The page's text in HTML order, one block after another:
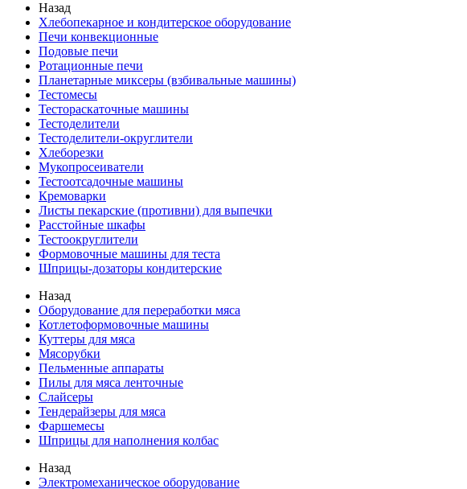
Назад
Хлебопекарное и кондитерское оборудование
Печи конвекционные
Подовые печи
Ротационные печи
Планетарные миксеры (взбивальные машины)
Тестомесы
Тестораскаточные машины
Тестоделители
Тестоделители-округлители
Хлеборезки
Мукопросеиватели
Тестоотсадочные машины
Кремоварки
Листы пекарские (противни) для выпечки
Расстойные шкафы
Тестоокруглители
Формовочные машины для теста
Шприцы-дозаторы кондитерские
Назад
Оборудование для переработки мяса
Котлетоформовочные машины
Куттеры для мяса
Мясорубки
Пельменные аппараты
Пилы для мяса ленточные
Слайсеры
Тендерайзеры для мяса
Фаршемесы
Шприцы для наполнения колбас
Назад
Электромеханическое оборудование